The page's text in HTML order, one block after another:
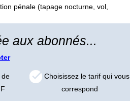
pénale (tapage nocturne, vol,
aux abonnés...
de
Choisissez le tarif qui vous
correspond